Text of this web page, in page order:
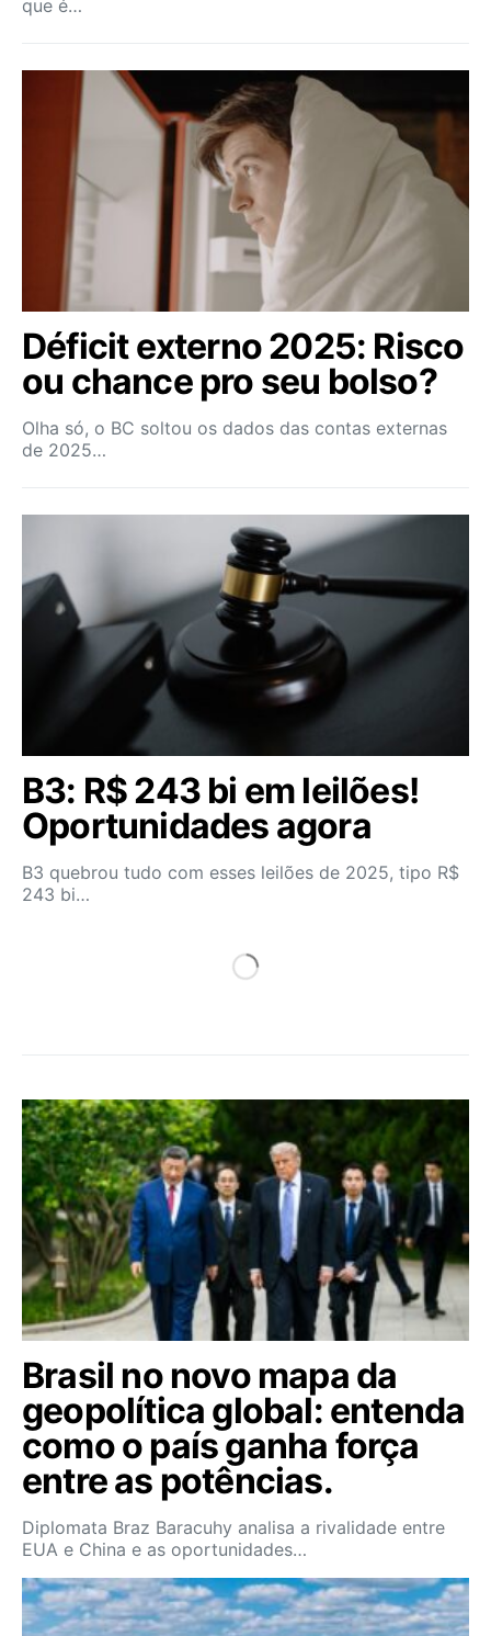
que é…
Déficit externo 2025: Risco
ou chance pro seu bolso?
Olha só, o BC soltou os dados das contas externas
de 2025…
B3: R$ 243 bi em leilões!
Oportunidades agora
B3 quebrou tudo com esses leilões de 2025, tipo R$
243 bi…
Brasil no novo mapa da
geopolítica global: entenda
como o país ganha força
entre as potências.
Diplomata Braz Baracuhy analisa a rivalidade entre
EUA e China e as oportunidades…